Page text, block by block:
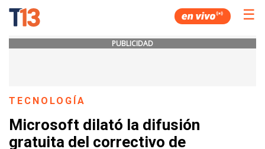
☰
PUBLICIDAD
TECNOLOGÍA
Microsoft dilató la difusión
gratuita del correctivo de